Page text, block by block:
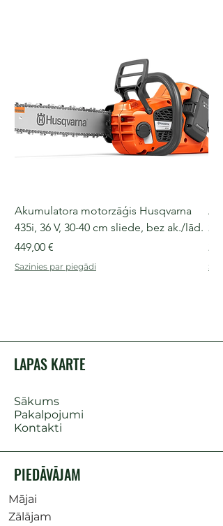
Akumulatora motorzāģis Husqvarna
435i, 36 V, 30-40 cm sliede, bez ak./lād.
Cena
449,00 €
Sazinies par piegādi
LAPAS KARTE
Sākums
Pakalpojumi
Kontakti
PIEDĀVĀJAM
Mājai
Zālājam